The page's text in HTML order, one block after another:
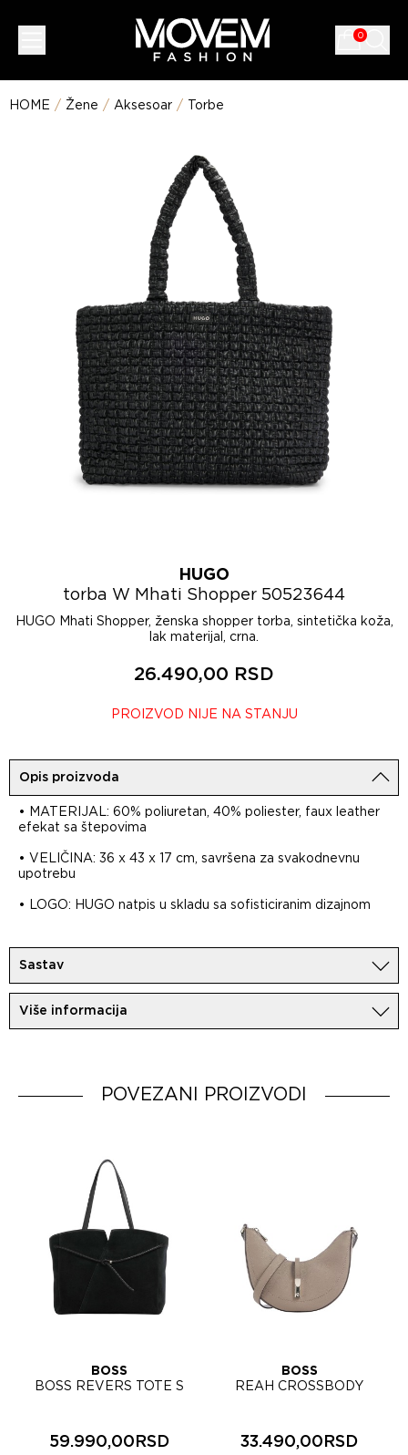
0
HOME / Žene / Aksesoar / Torbe
HUGO
torba W Mhati Shopper 50523644
HUGO Mhati Shopper, ženska shopper torba, sintetička koža,
lak materijal, crna.
26.490,00 RSD
PROIZVOD NIJE NA STANJU
Opis proizvoda
• MATERIJAL: 60% poliuretan, 40% poliester, faux leather
efekat sa štepovima
• VELIČINA: 36 x 43 x 17 cm, savršena za svakodnevnu
upotrebu
• LOGO: HUGO natpis u skladu sa sofisticiranim dizajnom
Sastav
40%Poliester
Više informacija
POVEZANI PROIZVODI
BOSS
BOSS REVERS TOTE S
59.990,00RSD
BOSS
REAH CROSSBODY
33.490,00RSD